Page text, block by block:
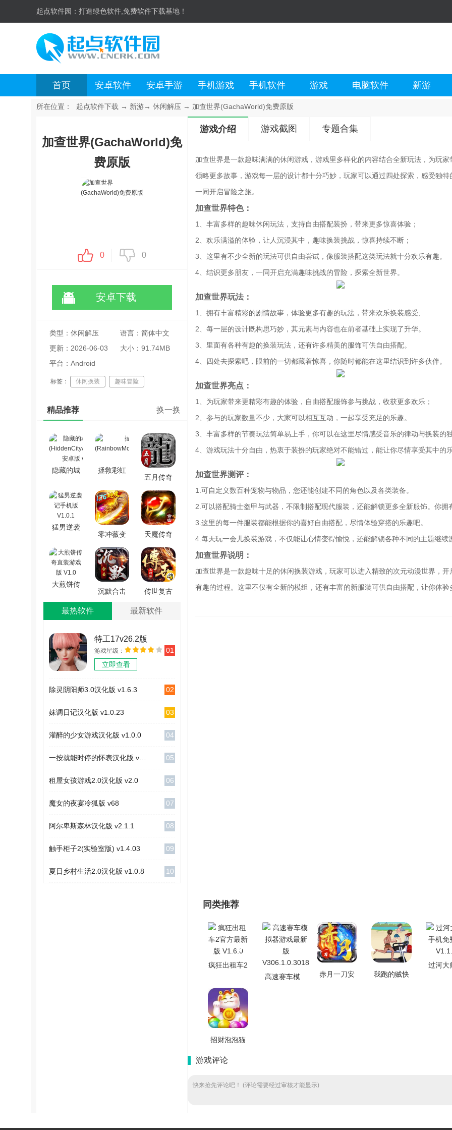
起点软件园： 打造绿色软件,免费软件下载基地！
首页 安卓软件 安卓手游 手机游戏 手机软件 游戏 电脑软件 新游
所在位置： 起点软件下载 → 新游→ 休闲解压 → 加查世界(GachaWorld)免费原版
加查世界(GachaWorld)免
费原版
0 0
安卓下载
类型：休闲解压
语言：简体中文
更新：2026-06-03
20:38:37
大小：91.74MB
平台：Android
标签： 休闲换装 趣味冒险
精品推荐 换一换
隐藏的城
(HiddenCityAdventure)
安卓版
v4.0.1
拯救彩虹
(RainbowMonster:DrawToSave)
通用版
五月传奇
游戏官网
版 V4.4.5
猛男逆袭
V1.0.1
零冲薇变
手机版
V3.839.839
天魔传奇
手游最新
版 V1.0.0
大煎饼传
戏版 V1.0
沉默合击
传奇手游
传世复古
最热软件 最新软件
特工17v26.2版
v26.2
游戏星级：
立即查看
01
除灵阴阳师3.0汉化版 v1.6.3 02
妹调日记汉化版 v1.0.23 03
灌醉的少女游戏汉化版 v1.0.0 04
05
租屋女孩游戏2.0汉化版 v2.0 06
魔女的夜宴冷狐版 v68 07
阿尔卑斯森林汉化版 v2.1.1 08
触手柜子2(实验室版) v1.4.03 09
夏日乡村生活2.0汉化版 v1.0.8 10
游戏介绍 游戏截图 专题合集
加查世界是一款趣味满满的休闲游戏，游戏里多样化的内容结合全新玩法，为玩
领略更多故事，游戏每一层的设计都十分巧妙，玩家可以通过四处探索，感受独
一同开启冒险之旅。
加查世界特色：
1、丰富多样的趣味休闲玩法，支持自由搭配装扮，带来更多惊喜体验；
2、欢乐满溢的体验，让人沉浸其中，趣味换装挑战，惊喜持续不断；
3、这里有不少全新的玩法可供自由尝试，像服装搭配这类玩法就十分欢乐有趣。
4、结识更多朋友，一同开启充满趣味挑战的冒险，探索全新世界。
加查世界玩法：
1、拥有丰富精彩的剧情故事，体验更多有趣的玩法，带来欢乐换装感受;
2、每一层的设计既构思巧妙，其元素与内容也在前者基础上实现了升华。
3、里面有各种有趣的换装玩法，还有许多精美的服饰可供自由搭配。
4、四处去探索吧，眼前的一切都藏着惊喜，你随时都能在这里结识到许多伙伴。
加查世界亮点：
1、为玩家带来更精彩有趣的体验，自由搭配服饰参与挑战，收获更多欢乐；
2、参与的玩家数量不少，大家可以相互互动，一起享受充足的乐趣。
3、丰富多样的节奏玩法简单易上手，你可以在这里尽情感受音乐的律动与换装的独
4、游戏玩法十分自由，热衷于装扮的玩家绝对不能错过，能让你尽情享受其中的乐
加查世界测评：
1.可自定义数百种宠物与物品，您还能创建不同的角色以及各类装备。
2.可以搭配骑士盔甲与武器，不限制搭配现代服装，还能解锁更多全新服饰。你拥
3.这里的每一件服装都能根据你的喜好自由搭配，尽情体验穿搭的乐趣吧。
4.每天玩一会儿换装游戏，不仅能让心情变得愉悦，还能解锁各种不同的主题继续
加查世界说明：
加查世界是一款趣味十足的休闲换装游戏，玩家可以进入精致的次元动漫世界，
有趣的过程。这里不仅有全新的模组，还有丰富的新服装可供自由搭配，让你体验
同类推荐
疯狂出租车2
V1.6.0
高速赛车模
赤月一刀安
我跑的贼快
过河大
招财泡泡猫
V1.0.0
游戏评论
快来抢先评论吧！ (评论需要经过审核才能显示)